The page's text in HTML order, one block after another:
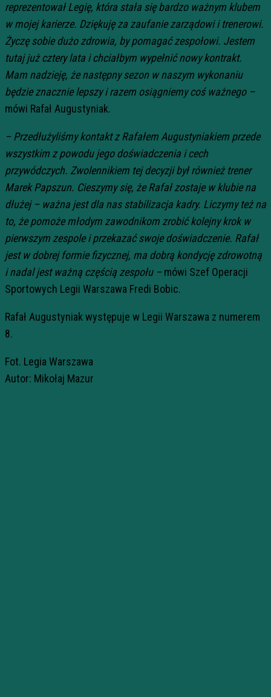
reprezentował Legię, która stała się bardzo ważnym klubem
w mojej karierze. Dziękuję za zaufanie zarządowi i trenerowi.
Życzę sobie dużo zdrowia, by pomagać zespołowi. Jestem
tutaj już cztery lata i chciałbym wypełnić nowy kontrakt.
Mam nadzieję, że następny sezon w naszym wykonaniu
będzie znacznie lepszy i razem osiągniemy coś ważnego –
mówi Rafał Augustyniak.
– Przedłużyliśmy kontakt z Rafałem Augustyniakiem przede
wszystkim z powodu jego doświadczenia i cech
przywódczych. Zwolennikiem tej decyzji był również trener
Marek Papszun. Cieszymy się, że Rafał zostaje w klubie na
dłużej – ważna jest dla nas stabilizacja kadry. Liczymy też na
to, że pomoże młodym zawodnikom zrobić kolejny krok w
pierwszym zespole i przekazać swoje doświadczenie. Rafał
jest w dobrej formie fizycznej, ma dobrą kondycję zdrowotną
i nadal jest ważną częścią zespołu –mówi Szef Operacji
Sportowych Legii Warszawa Fredi Bobic.
Rafał Augustyniak występuje w Legii Warszawa z numerem
8.
Fot. Legia Warszawa
Autor: Mikołaj Mazur